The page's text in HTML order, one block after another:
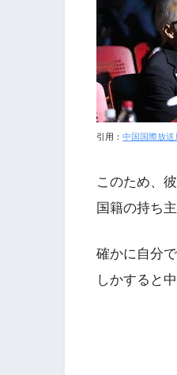
引用： 中国国際放送
このため、
国籍の持ち主
確かに自分
しかすると